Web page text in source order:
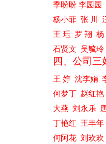
季盼盼 李园园
杨小菲 张 川
王 珏 罗 翔 杨
石贤文 吴毓玲
四、公司三
王 婷 沈李娟
何梦丁 赵红艳
大燕 刘永乐
丁艳红 王丰年
何阿花 刘欢欢